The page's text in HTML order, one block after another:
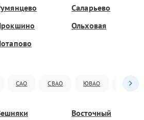
Саларьево
Ольховая
САО СВАО ЮВАО ЮАО
Восточный